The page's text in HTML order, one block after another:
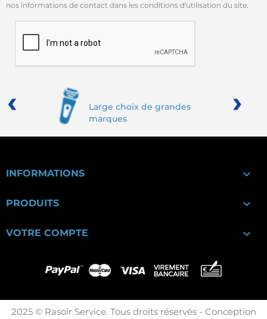
nos informations de contact dans les conditions d'utilisation du site.
Large choix de grandes
marques
‹ ›
INFORMATIONS 
PRODUITS 
VOTRE COMPTE 
2025 © Rasoir Service. Tous droits réservés - Conception